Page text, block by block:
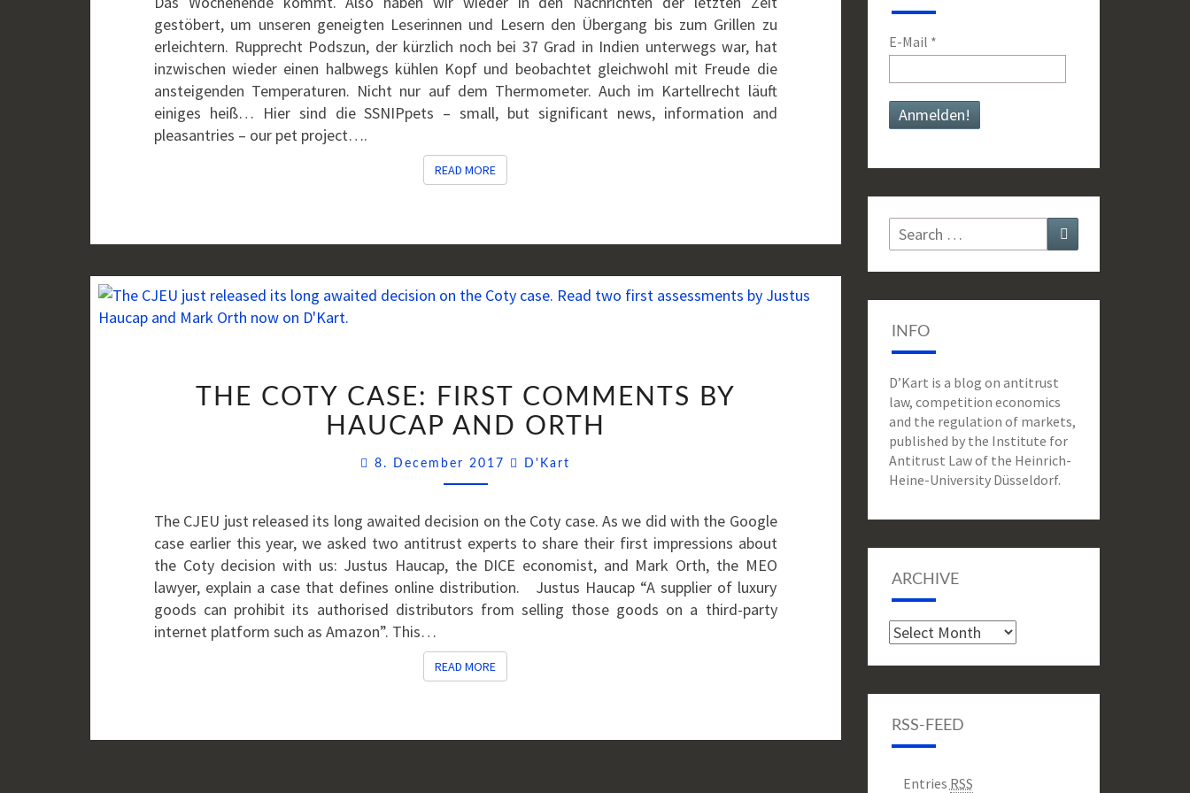
gestöbert, um unseren geneigten Leserinnen und Lesern den Übergang bis zum Grillen zu
erleichtern. Rupprecht Podszun, der kürzlich noch bei 37 Grad in Indien unterwegs war, hat
inzwischen wieder einen halbwegs kühlen Kopf und beobachtet gleichwohl mit Freude die
ansteigenden Temperaturen. Nicht nur auf dem Thermometer. Auch im Kartellrecht läuft
einiges heiß… Hier sind die SSNIPpets – small, but significant news, information and
pleasantries – our pet project….
READ MOREREAD MORE
COTY
CASE:
COMMENTS
BY
AND
ORTH
THE COTY CASE: FIRST COMMENTS BY
HAUCAP AND ORTH
8. December 2017 D'Kart
The CJEU just released its long awaited decision on the Coty case. As we did with the Google
case earlier this year, we asked two antitrust experts to share their first impressions about
the Coty decision with us: Justus Haucap, the DICE economist, and Mark Orth, the MEO
lawyer, explain a case that defines online distribution. Justus Haucap “A supplier of luxury
goods can prohibit its authorised distributors from selling those goods on a third-party
internet platform such as Amazon”. This…
READ MOREREAD MORE
E-Mail *
Search
for:
Search
INFO
D’Kart is a blog on antitrust
law, competition economics
and the regulation of markets,
published by the Institute for
Antitrust Law of the Heinrich-
Heine-University Düsseldorf.
ARCHIVE
Archive
RSS-FEED
Entries RSS